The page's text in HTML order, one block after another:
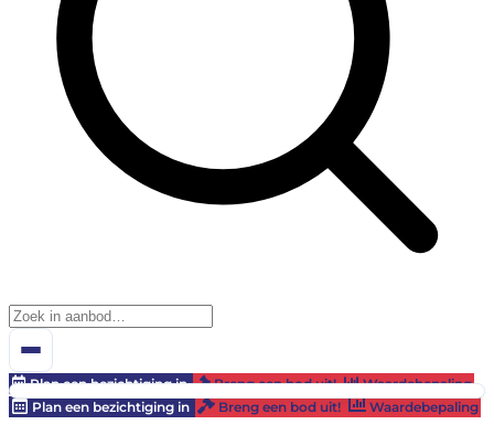
Plan een bezichtiging in Breng een bod uit!
Waardebepaling
Plan een bezichtiging in
Breng een bod uit! Waardebepaling